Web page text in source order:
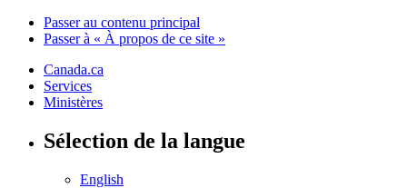
Passer au contenu principal
Passer à « À propos de ce site »
Canada.ca
Services
Ministères
Sélection de la langue
English